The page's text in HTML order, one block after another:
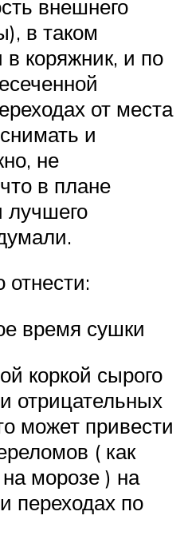
внешнего
в таком
коряжник, и по
от места
и
не
в плане
лучшего
время сушки
коркой сырого
отрицательных
может привести
( как
морозе ) на
переходах по